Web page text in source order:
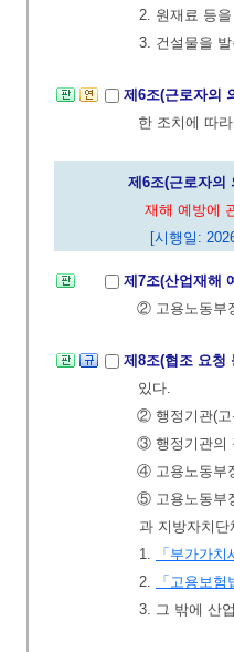
2. 원재료 등
3. 건설물을
제6조(근로자의
한 조치에 따
제6조(근로자의
재해 예방에
[시행일:
제7조(산업재해
② 고용노동부
제8조(협조 요청
있다.
② 행정기관(고
③ 행정기관의
④ 고용노동부
⑤ 고용노동부
과 지방자치
1.
「부가가치
2.
「고용보험
3. 그 밖에 산